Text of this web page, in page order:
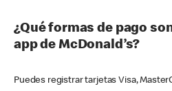
¿Qué formas de pago
app de McDonald’s?
Puedes registrar tarjetas Visa,